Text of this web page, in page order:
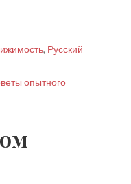
, Русский
опытного